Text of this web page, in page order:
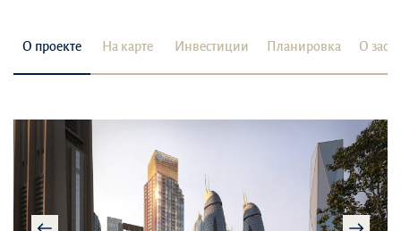
О проекте На карте Инвестиции Планировка О